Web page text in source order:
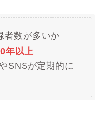
者数が多いか
年以上
SNSが定期的に